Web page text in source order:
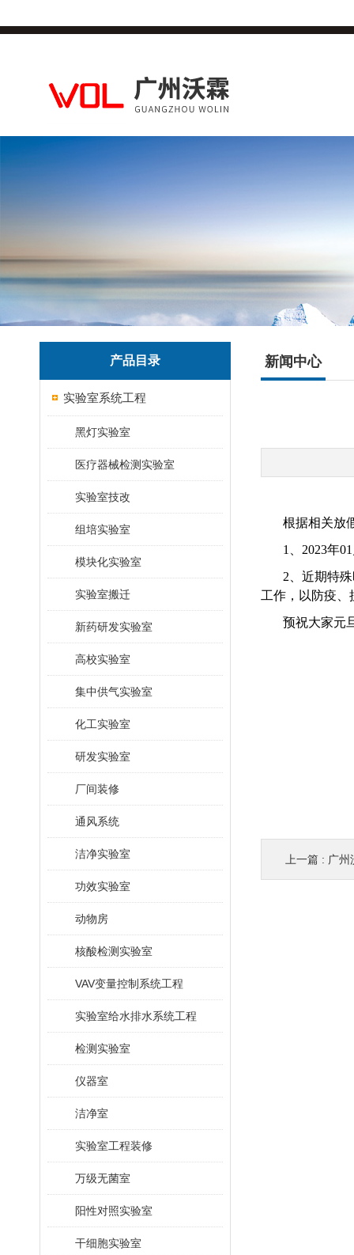
产品目录
实验室系统工程
黑灯实验室
医疗器械检测实验室
实验室技改
组培实验室
模块化实验室
实验室搬迁
新药研发实验室
高校实验室
集中供气实验室
化工实验室
研发实验室
厂间装修
通风系统
洁净实验室
功效实验室
动物房
核酸检测实验室
VAV变量控制系统工程
实验室给水排水系统工程
检测实验室
仪器室
洁净室
实验室工程装修
万级无菌室
阳性对照实验室
干细胞实验室
新闻中心
根据相关放
1、2023年
2、近期特
工作，以防疫、
预祝大家元
上一篇 : 广州